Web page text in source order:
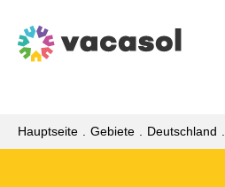
Hauptseite Gebiete Deutschland